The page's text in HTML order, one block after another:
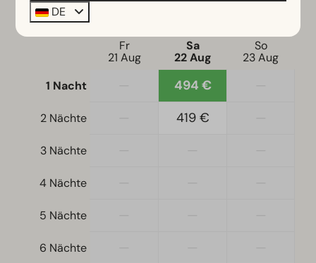
Standort
Einzelbetten: 4
Einzelbettdecken und Kissen
Ebenerdig
Wohnzimmer
Fernseher
Sa 22-08-2026
Fr
21 Aug
Sa
22 Aug
So
23 Aug
1 Nacht
494 €
2 Nächte 419 €
3 Nächte
4 Nächte
5 Nächte
6 Nächte
DE